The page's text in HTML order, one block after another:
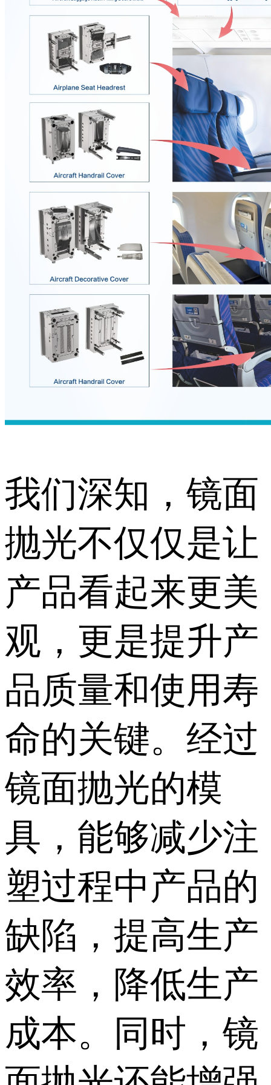
我们深知，镜面
抛光不仅仅是让
产品看起来更美
观，更是提升产
品质量和使用寿
命的关键。经过
镜面抛光的模
具，能够减少注
塑过程中产品的
缺陷，提高生产
效率，降低生产
成本。同时，镜